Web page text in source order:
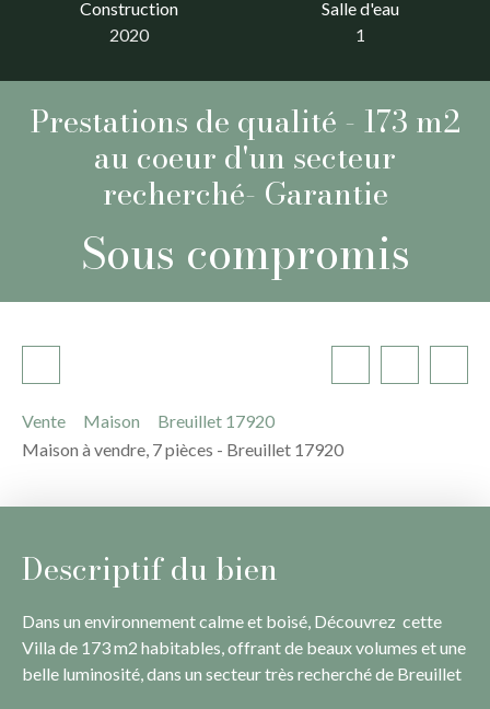
Construction
2020
Salle d'eau
1
Prestations de qualité - 173 m2
au coeur d'un secteur
recherché- Garantie
Sous compromis
Vente Maison
Breuillet 17920
Maison à vendre, 7 pièces - Breuillet 17920
Descriptif du bien
Dans un environnement calme et boisé, Découvrez cette
Villa de 173 m2 habitables, offrant de beaux volumes et une
belle luminosité, dans un secteur très recherché de Breuillet